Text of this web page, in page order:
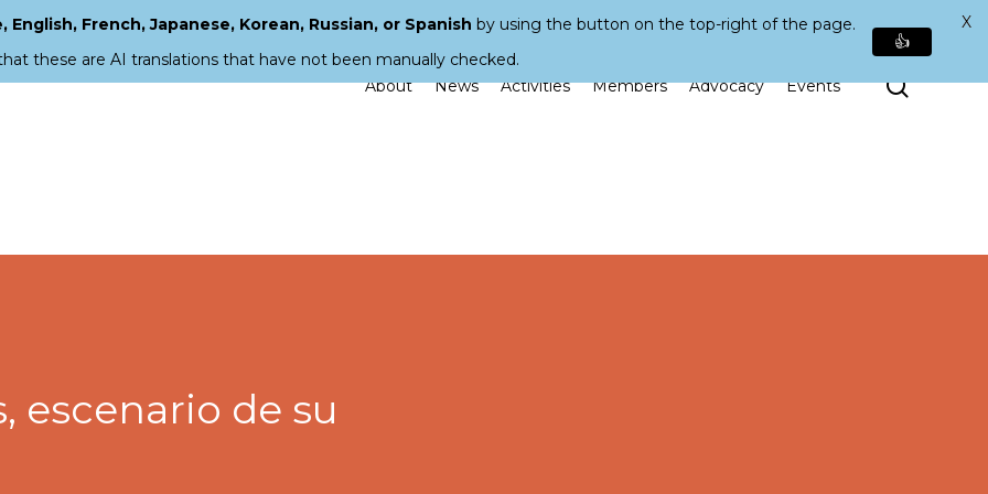
About News Activities Members Advocacy Events Search
escenario de su
French, Japanese, Korean, Russian, or Spanish by using the button on the top-right of the page.
these are AI translations that have not been manually checked.
👍
X